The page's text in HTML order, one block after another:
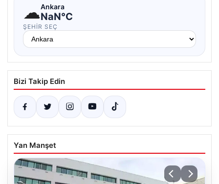
☁Ankara
NaN°C
ŞEHIR SEÇ
Bizi Takip Edin
Yan Manşet